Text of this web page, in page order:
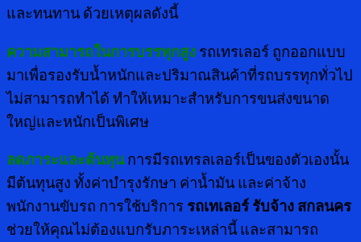
และทนทาน ด้วยเหตุผลดังนี้
ความสามารถในการบรรทุกสูง รถเทรเลอร์ ถูกออกแบบ
มาเพื่อรองรับน้ำหนักและปริมาณสินค้าที่รถบรรทุกทั่วไป
ไม่สามารถทำได้ ทำให้เหมาะสำหรับการขนส่งขนาด
ใหญ่และหนักเป็นพิเศษ
ลดภาระและต้นทุนการมีรถเทรลเลอร์เป็นของตัวเองนั้น
มีต้นทุนสูง ทั้งค่าบำรุงรักษา ค่าน้ำมัน และค่าจ้าง
พนักงานขับรถ การใช้บริการ รถเทเลอร์ รับจ้าง สกลนคร
ช่วยให้คุณไม่ต้องแบกรับภาระเหล่านี้ และสามารถ